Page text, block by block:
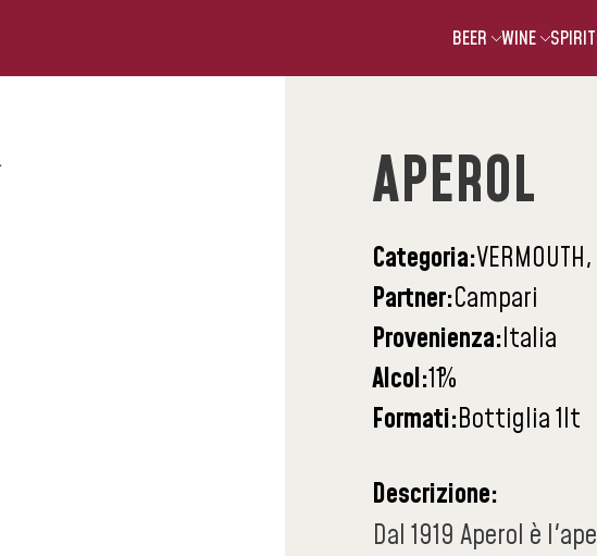
BEER WINE
APEROL
Categoria:
Partner:Campari
Provenienza:Italia
Alcol:11%
Formati:Bottiglia 1lt
Descrizione:
Dal 1919 Aperol è